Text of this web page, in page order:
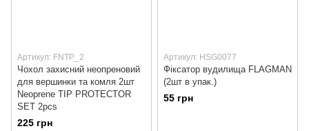
Артикул: FNTP_2
Чохол захисний неопреновий
для вершинки та комля 2шт
Neoprene TIP PROTECTOR
SET 2pcs
225 грн
Артикул: HSG0077
Фiксатор вудилища FLAGMAN
(2шт в упак.)
55 грн